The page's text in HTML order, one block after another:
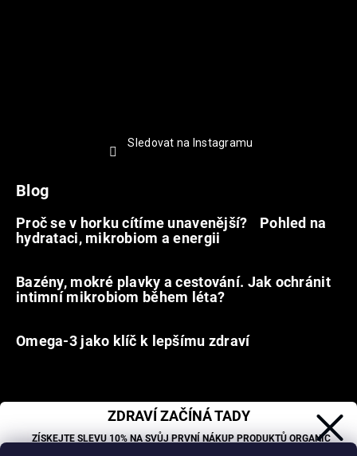
Sledovat na Instagramu
Blog
Proč se v horku cítíme unavenější? Pohled na
hydrataci, mikrobiom a energii
Bazény, mokré plavky a cestování. Jak ochránit
intimní mikrobiom během léta?
Omega-3 jako klíč k lepšímu zdraví
ZDRAVÍ ZAČÍNÁ TADY
ZÍSKEJTE SLEVU 10% NA SVŮJ PRVNÍ NÁKUP PRODUKTŮ ORGANIC